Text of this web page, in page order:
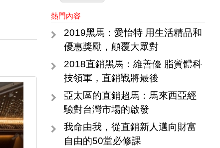
熱門內容
2019黑馬：愛怡特 用生活精品和
優惠獎勵，顛覆大眾對
2018直銷黑馬：維善優 脂質體科
技領軍，直銷戰將最後
亞太區的直銷超馬：馬來西亞經
驗對台灣市場的啟發
我命由我，從直銷新人邁向財富
自由的50堂必修課